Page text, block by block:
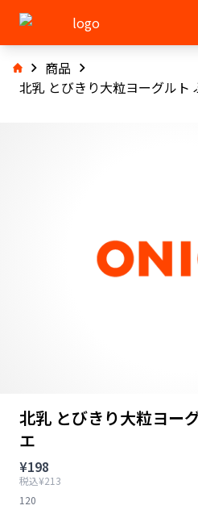
商品
北乳 とびきり大粒ヨーグルト
北乳 とびきり大粒ヨー
エ
¥198
税込¥213
120